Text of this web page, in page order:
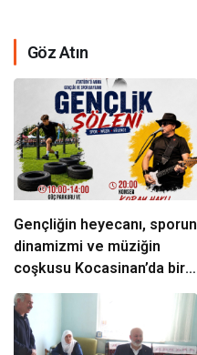
Göz Atın
Gençliğin heyecanı, sporun
dinamizmi ve müziğin
coşkusu Kocasinan’da bir
araya geliyor!